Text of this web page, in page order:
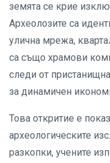
земята се крие
Археолозите са
улична мрежа,
са също храмови
следи от
за динамичен
Това откритие е
археологическите
разкопки, учените